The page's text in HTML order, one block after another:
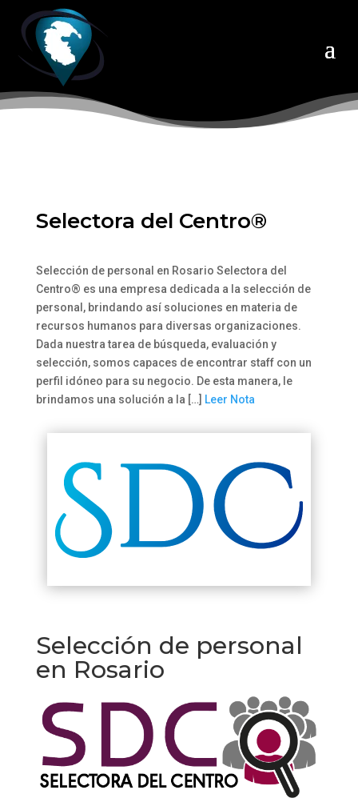
Selectora del Centro®
Selección de personal en Rosario Selectora del
Centro® es una empresa dedicada a la selección de
personal, brindando así soluciones en materia de
recursos humanos para diversas organizaciones.
Dada nuestra tarea de búsqueda, evaluación y
selección, somos capaces de encontrar staff con un
perfil idóneo para su negocio. De esta manera, le
brindamos una solución a la […] Leer Nota
Selección de personal
en Rosario